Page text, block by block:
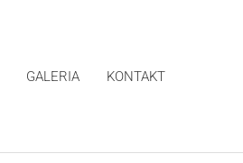
GALERIA KONTAKT